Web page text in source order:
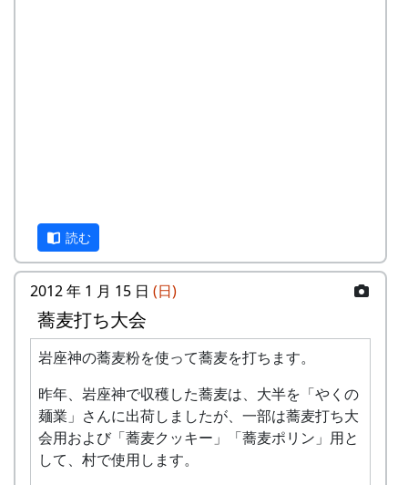
2009年5月17日 田植え
岩座神棚田オーナーの特典
読む
2012 年 1 月 15 日 (日)
蕎麦打ち大会
岩座神の蕎麦粉を使って蕎麦を打ちます。
昨年、岩座神で収穫した蕎麦は、大半を「やくの
麺業」さんに出荷しましたが、一部は蕎麦打ち大
会用および「蕎麦クッキー」「蕎麦ポリン」用と
して、村で使用します。